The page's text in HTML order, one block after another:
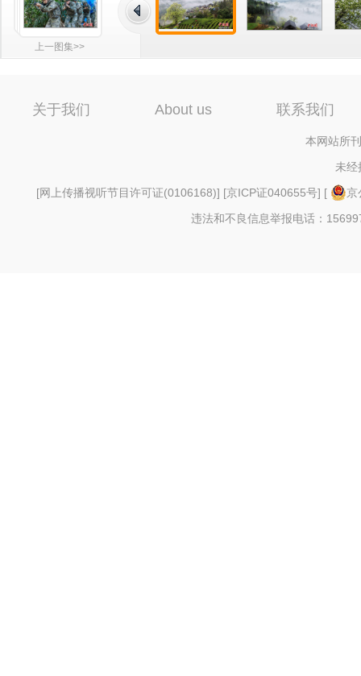
上一图集>>
关于我们 About us 联系我们
本网站所
未经
[网上传播视听节目许可证(0106168)] [京ICP证040655号] [
京
违法和不良信息举报电话：